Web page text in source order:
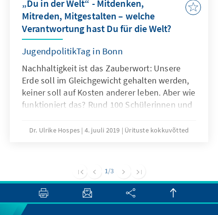
„Du in der Welt“ - Mitdenken,
Mitreden, Mitgestalten – welche
Verantwortung hast Du für die Welt?
JugendpolitikTag in Bonn
Nachhaltigkeit ist das Zauberwort: Unsere
Erde soll im Gleichgewicht gehalten werden,
keiner soll auf Kosten anderer leben. Aber wie
funktioniert das? Rund 100 Schülerinnen und
Agenda 2030 und die 17 Sustainable
Dr. Ulrike Hospes 4. juuli 2019 Ürituste kokkuvõtted
1/3